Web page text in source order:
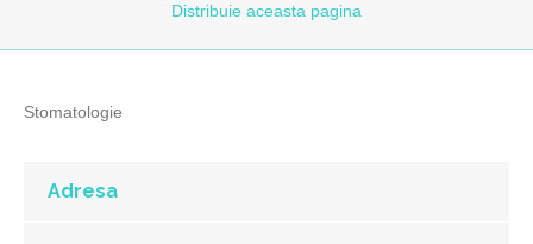
Distribuie aceasta pagina
Stomatologie
Adresa